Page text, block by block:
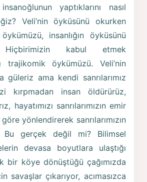
yaptıklarını nasıl
Veli’nin öyküsünü okurken
insanlığın öyküsünü
Hiçbirimizin kabul etmek
trajikomik öykümüzü. Veli’nin
güleriz ama kendi sanrılarımız
kırpmadan insan öldürürüz,
hayatımızı sanrılarımızın emir
yönlendirerek sanrılarımızın
Bu gerçek değil mi? Bilimsel
devasa boyutlara ulaştığı
bir köye dönüştüğü çağımızda
savaşlar çıkarıyor, acımasızca